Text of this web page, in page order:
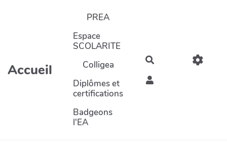
Aller au contenu principal
Accueil
PREA
Espace
SCOLARITE
Colligea
Diplômes et
certifications
Badgeons
l'EA
Rechercher